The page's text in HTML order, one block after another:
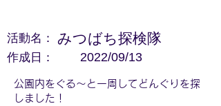
活動名： みつばち探検隊
作成日： 2022/09/13
公園内をぐる～と一周してどんぐりを探
しました！